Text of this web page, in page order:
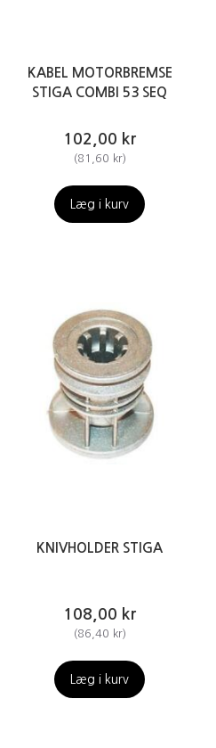
KABEL MOTORBREMSE
STIGA COMBI 53 SEQ
102,00 kr
(81,60 kr)
Læg i kurv
KNIVHOLDER STIGA
108,00 kr
(86,40 kr)
Læg i kurv